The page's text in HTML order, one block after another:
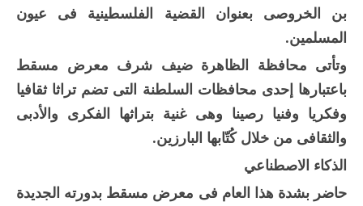
بن الخروصى بعنوان القضية الفلسطينية فى عيون
المسلمين.
وتأتى محافظة الظاهرة ضيف شرف معرض مسقط
باعتبارها إحدى محافظات السلطنة التى تضم تراثا ثقافيا
وفكريا وفنيا رصينا وهى غنية بتراثها الفكرى والأدبى
والثقافى من خلال كُتّابها البارزين.
الذكاء الاصطناعي
حاضر بشدة هذا العام فى معرض مسقط بدورته الجديدة